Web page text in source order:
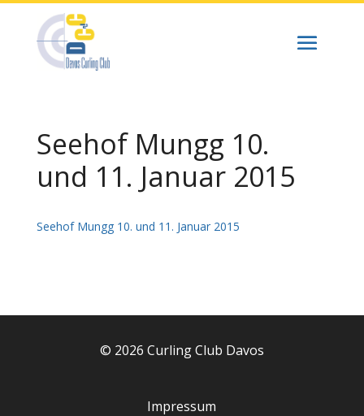
Seehof Mungg 10.
und 11. Januar 2015
Seehof Mungg 10. und 11. Januar 2015
© 2026 Curling Club Davos
Impressum